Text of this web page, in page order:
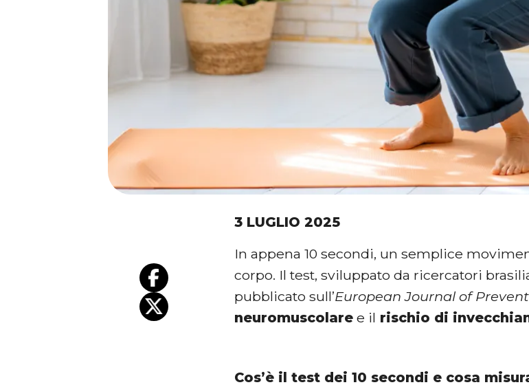
3 LUGLIO 2025
In appena 10 secondi, un semplice
corpo. Il test, sviluppato da ricercatori
pubblicato sull’European Journal of
neuromuscolare e il rischio di
Cos’è il test dei 10 secondi e cosa